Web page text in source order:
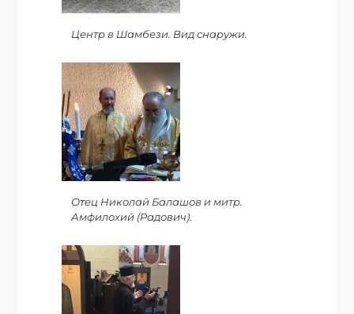
Центр в Шамбези. Вид снаружи.
Отец Николай Балашов и митр.
Амфилохий (Радович).